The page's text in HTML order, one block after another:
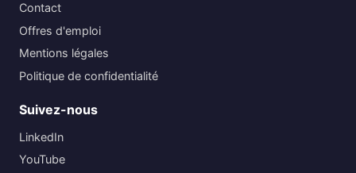
Contact
Offres d'emploi
Mentions légales
Politique de confidentialité
Suivez-nous
LinkedIn
YouTube